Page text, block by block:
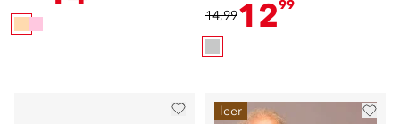
14,991299
leer